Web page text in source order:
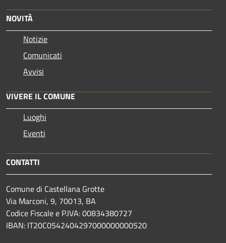
NOVITÀ
Notizie
Comunicati
Avvisi
VIVERE IL COMUNE
Luoghi
Eventi
CONTATTI
Comune di Castellana Grotte
Via Marconi, 9, 70013, BA
Codice Fiscale e P.IVA: 00834380727
IBAN: IT20C0542404297000000000520